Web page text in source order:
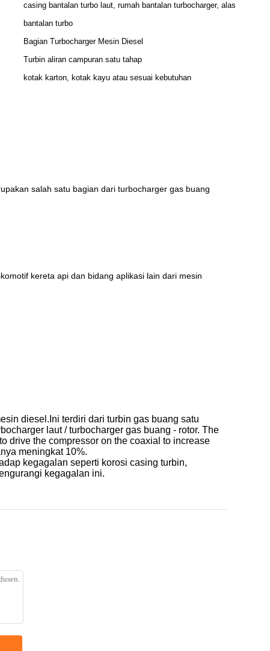
casing bantalan turbo laut, rumah bantalan turbocharger, alas
bantalan turbo
Bagian Turbocharger Mesin Diesel
Turbin aliran campuran satu tahap
kotak karton, kotak kayu atau sesuai kebutuhan
salah satu bagian dari turbocharger gas buang
kereta api dan bidang aplikasi lain dari mesin
diesel.Ini terdiri dari turbin gas buang satu
laut / turbocharger gas buang - rotor. The
drive the compressor on the coaxial to increase
meningkat 10%.
kegagalan seperti korosi casing turbin,
kegagalan ini.